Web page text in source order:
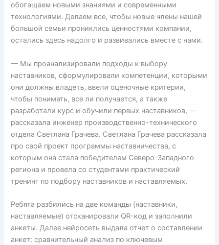
обогащаем новыми знаниями и современными
технологиями. Делаем все, чтобы новые члены нашей
большой семьи прониклись ценностями компании,
остались здесь надолго и развивались вместе с нами.
— Мы проанализировали подходы к выбору
наставников, сформулировали компетенции, которыми
они должны владеть, ввели оценочные критерии,
чтобы понимать, все ли получается, а также
разработали курс и обучили первых наставников, —
рассказала инженер производственно-технического
отдела Светлана Грачева. Светлана Грачева рассказала
про свой проект программы наставничества, с
которым она стала победителем Северо-Западного
региона и провела со студентами практический
тренинг по подбору наставников и наставляемых.
Ребята разбились на две команды (наставники,
наставляемые) отсканировали QR-код и заполнили
анкеты. Далее нейросеть выдала отчет о составлении
анкет: сравнительный анализ по ключевым